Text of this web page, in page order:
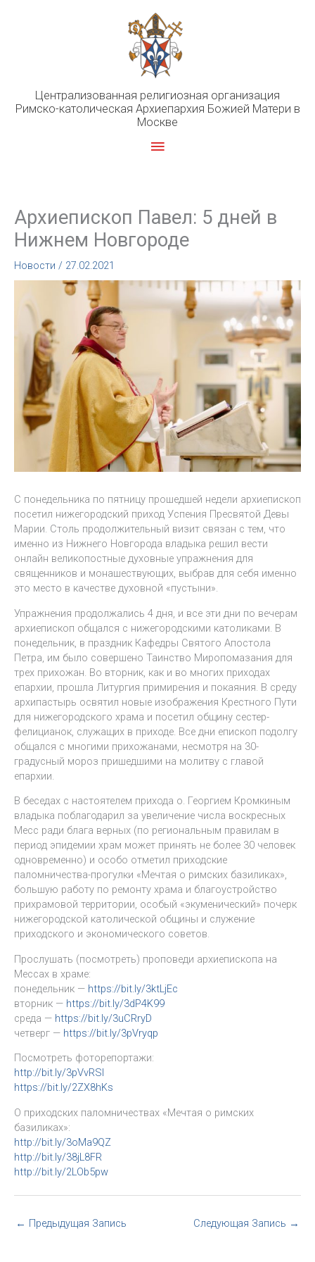
Централизованная религиозная организация
Римско-католическая Архиепархия Божией Матери в
Москве
Главное
Архиепископ Павел: 5 дней в
Нижнем Новгороде
Новости / 27.02.2021
С понедельника по пятницу прошедшей недели архиепископ
посетил нижегородский приход Успения Пресвятой Девы
Марии. Столь продолжительный визит связан с тем, что
именно из Нижнего Новгорода владыка решил вести
онлайн великопостные духовные упражнения для
священников и монашествующих, выбрав для себя именно
это место в качестве духовной «пустыни».
Упражнения продолжались 4 дня, и все эти дни по вечерам
архиепископ общался с нижегородскими католиками. В
понедельник, в праздник Кафедры Святого Апостола
Петра, им было совершено Таинство Миропомазания для
трех прихожан. Во вторник, как и во многих приходах
епархии, прошла Литургия примирения и покаяния. В среду
архипастырь освятил новые изображения Крестного Пути
для нижегородского храма и посетил общину сестер-
фелицианок, служащих в приходе. Все дни епископ подолгу
общался с многими прихожанами, несмотря на 30-
градусный мороз пришедшими на молитву с главой
епархии.
В беседах с настоятелем прихода о. Георгием Кромкиным
владыка поблагодарил за увеличение числа воскресных
Месс ради блага верных (по региональным правилам в
период эпидемии храм может принять не более 30 человек
одновременно) и особо отметил приходские
паломничества-прогулки «Мечтая о римских базиликах»,
большую работу по ремонту храма и благоустройство
прихрамовой территории, особый «экуменический» почерк
нижегородской католической общины и служение
приходского и экономического советов.
Прослушать (посмотреть) проповеди архиепископа на
Мессах в храме:
понедельник — https://bit.ly/3ktLjEc
вторник — https://bit.ly/3dP4K99
среда — https://bit.ly/3uCRryD
четверг — https://bit.ly/3pVryqp
Посмотреть фоторепортажи:
http://bit.ly/3pVvRSl
https://bit.ly/2ZX8hKs
О приходских паломничествах «Мечтая о римских
базиликах»:
http://bit.ly/3oMa9QZ
http://bit.ly/38jL8FR
http://bit.ly/2LOb5pw
← Предыдущая Запись Следующая Запись →